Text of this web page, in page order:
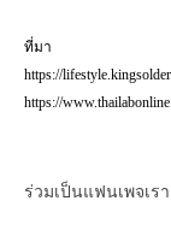
ที่มา
https://
https://
ร่วมเป็นแฟนเพจเร